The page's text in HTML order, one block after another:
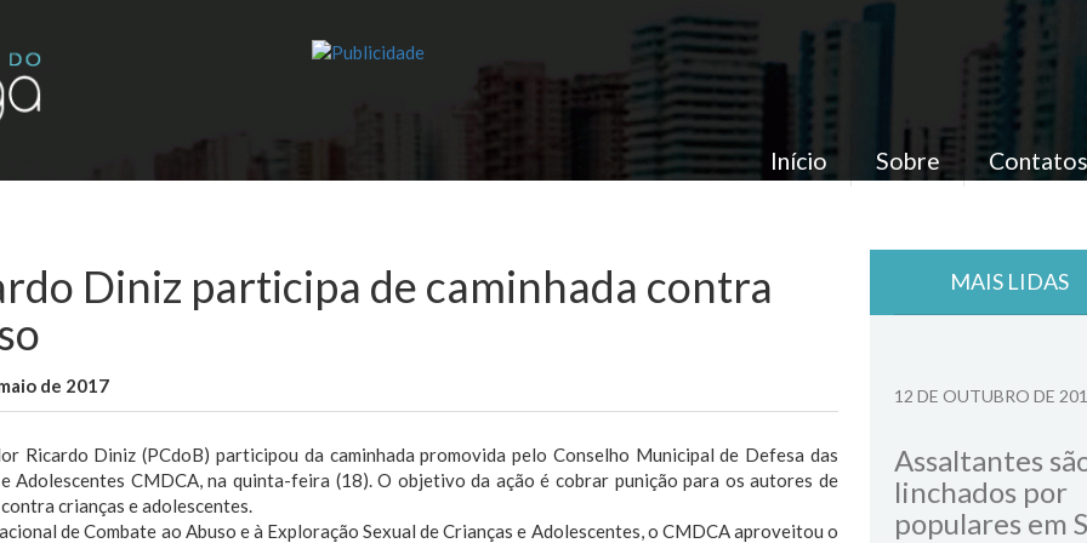
Início Sobre Contatos
Diniz participa de caminhada contra
de 2017
Ricardo Diniz (PCdoB) participou da caminhada promovida pelo Conselho Municipal de Defesa das
Adolescentes CMDCA, na quinta-feira (18). O objetivo da ação é cobrar punição para os autores de
crianças e adolescentes.
de Combate ao Abuso e à Exploração Sexual de Crianças e Adolescentes, o CMDCA aproveitou o
MAIS LIDAS
12 DE OUTUBRO DE
Assaltantes
linchados por
populares em